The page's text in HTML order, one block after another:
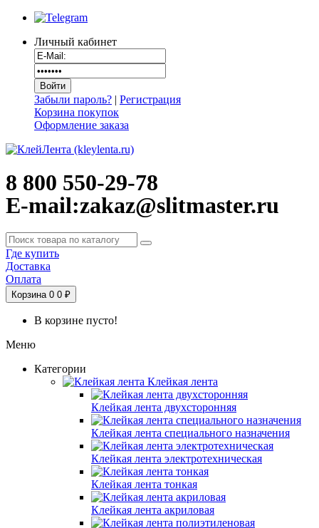
Личный кабинет
Забыли пароль? | Регистрация
Корзина покупок
Оформление заказа
8 800 550-29-78
E-mail:zakaz@slitmaster.ru
Где купить
Доставка
Оплата
Корзина 0 0 ₽
В корзине пусто!
Меню
Категории
Клейкая лента
Клейкая лента двухсторонняя
Клейкая лента специального назначения
Клейкая лента электротехническая
Клейкая лента тонкая
Клейкая лента акриловая